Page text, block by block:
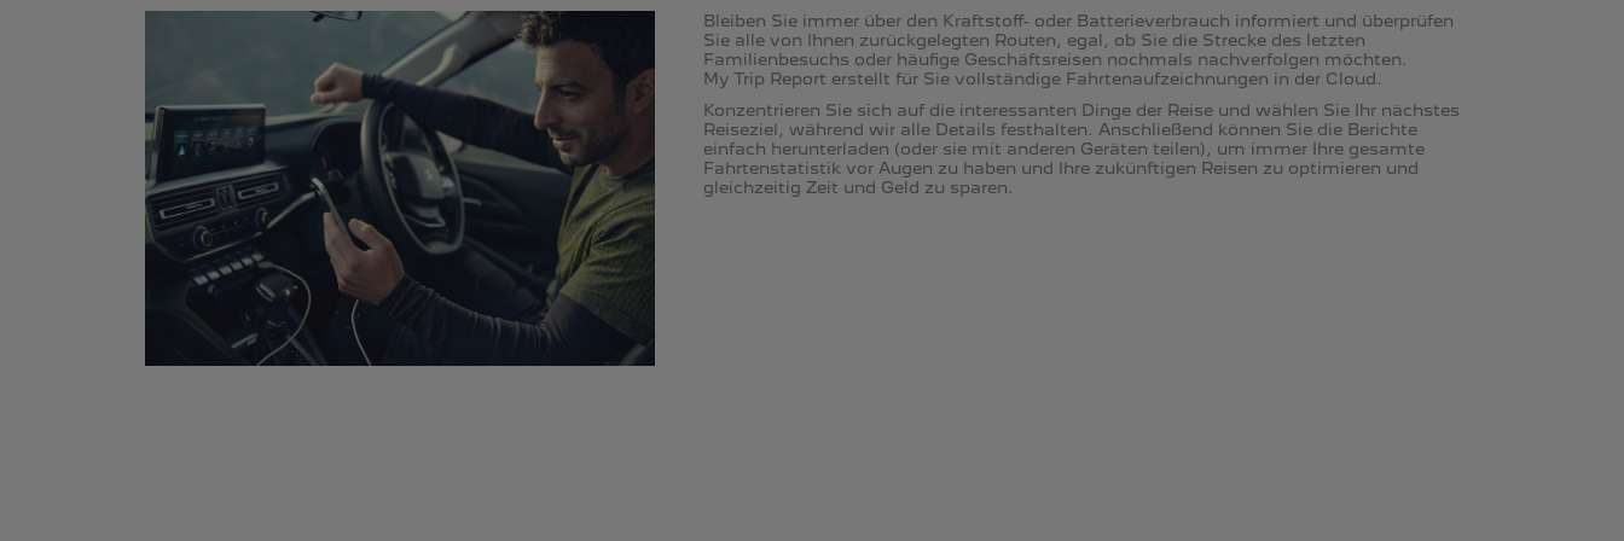
Bleiben Sie immer über den Kraftstoff- oder Batterieverbrauch informiert und überprüfen
Sie alle von Ihnen zurückgelegten Routen, egal, ob Sie die Strecke des letzten
Familienbesuchs oder häufige Geschäftsreisen nochmals nachverfolgen möchten.
My Trip Report​ erstellt für Sie vollständige Fahrtenaufzeichnungen in der Cloud.
Konzentrieren Sie sich auf die interessanten Dinge der Reise und wählen Sie Ihr nächstes
Reiseziel, während wir alle Details festhalten. Anschließend können Sie die Berichte
einfach herunterladen (oder sie mit anderen Geräten teilen), um immer Ihre gesamte
Fahrtenstatistik vor Augen zu haben und Ihre zukünftigen Reisen zu optimieren und
gleichzeitig Zeit und Geld zu sparen.